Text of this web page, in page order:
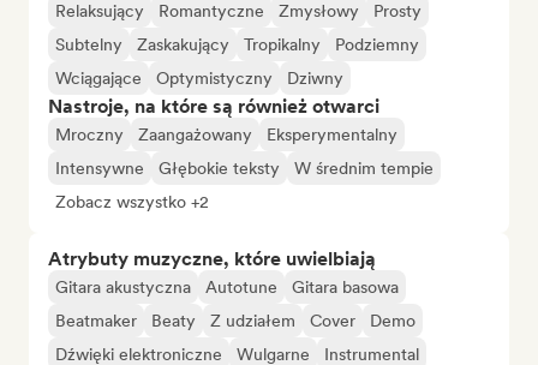
Relaksujący
Romantyczne Zmysłowy
Prosty
Subtelny
Zaskakujący Tropikalny
Podziemny
Wciągające
Optymistyczny Dziwny
Nastroje, na które są również otwarci
Mroczny Zaangażowany
Eksperymentalny
Intensywne
Głębokie teksty
W średnim tempie
Zobacz wszystko +2
Atrybuty muzyczne, które uwielbiają
Gitara akustyczna Autotune
Gitara basowa
Beatmaker
Beaty Z udziałem Cover
Demo
Dźwięki elektroniczne
Wulgarne
Instrumental